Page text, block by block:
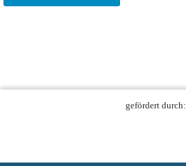
gefördert durch: